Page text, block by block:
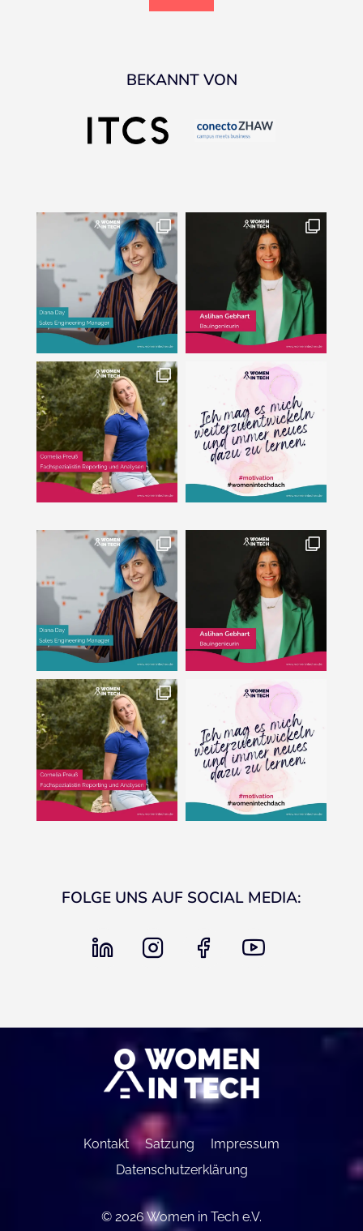
BEKANNT VON
FOLGE UNS AUF SOCIAL MEDIA:
linkedin instagram
Kontakt Satzung
Impressum
Datenschutzerklärung
© 2026 Women in Tech e.V.